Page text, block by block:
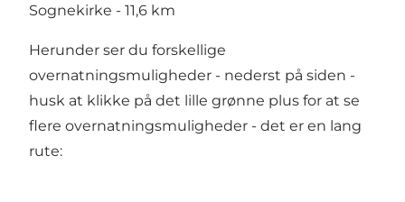
Sognekirke - 11,6 km
Herunder ser du forskellige
overnatningsmuligheder - nederst på siden -
husk at klikke på det lille grønne plus for at se
flere overnatningsmuligheder - det er en lang
rute: